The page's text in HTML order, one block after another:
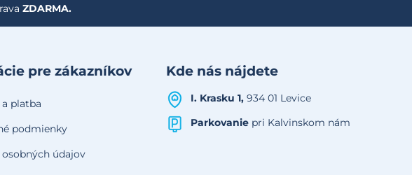
ZDARMA.
pre zákazníkov
platba
podmienky
osobných údajov
Kde nás nájdete
I. Krasku 1, 934 01 Levice
Parkovanie pri Kalvinskom nám